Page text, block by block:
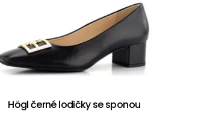
Högl černé lodičky se sponou